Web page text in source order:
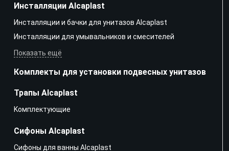
Инсталляции Alcaplast
Инсталляции и бачки для унитазов Alcaplast
Инсталляции для умывальников и смесителей
Показать ещё
Комплекты для установки подвесных унитазов
Трапы Alcaplast
Kомплектующие
Сифоны Alcaplast
Сифоны для ванны Alcaplast